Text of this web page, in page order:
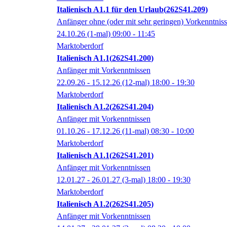
Italienisch A1.1 262S41.200
Anfänger mit Vorkenntnissen
22.09.26 - 15.12.26 (12-mal) 18:00 - 19:30
Marktoberdorf
Italienisch A1.2 262S41.204
Anfänger mit Vorkenntnissen
01.10.26 - 17.12.26 (11-mal) 08:30 - 10:00
Marktoberdorf
Italienisch A1.1 für den Urlaub 262S41.209
Anfänger ohne (oder mit sehr geringen)
24.10.26 (1-mal) 09:00 - 11:45
Marktoberdorf
Italienisch A1.1 262S41.201
Anfänger mit Vorkenntnissen
12.01.27 - 26.01.27 (3-mal) 18:00 - 19:30
Marktoberdorf
Italienisch A1.2 262S41.205
Anfänger mit Vorkenntnissen